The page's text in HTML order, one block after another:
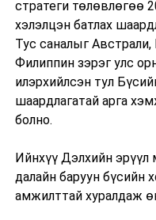
стратеги төлөвлөгөө
хэлэлцэн батлах
Тус саналыг
Филиппин зэрэг улс
илэрхийлсэн тул
шаардлагатай арга
болно.
Ийнхүү Дэлхийн эрүүл
далайн баруун бүсийн
амжилттай хуралдаж